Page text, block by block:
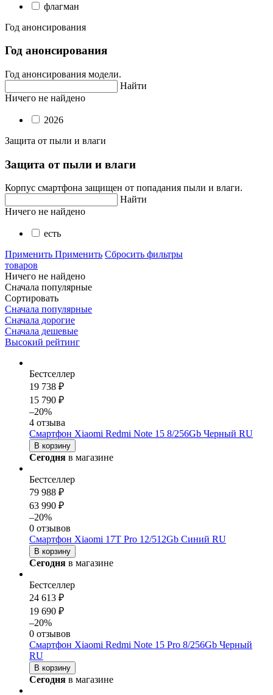
флагман
Год анонсирования
Год анонсирования
Год анонсирования модели.
Найти
Ничего не найдено
2026
Защита от пыли и влаги
Защита от пыли и влаги
Корпус смартфона защищен от попадания пыли и влаги.
Найти
Ничего не найдено
есть
Применить Применить Сбросить фильтры
товаров
Ничего не найдено
Сначала популярные
Сортировать
Сначала популярные
Сначала дорогие
Сначала дешевые
Высокий рейтинг
Бестселлер
19 738 ₽
15 790 ₽
–20%
4 отзыва
Смартфон Xiaomi Redmi Note 15 8/256Gb Черный RU
В корзину
Сегодня в магазине
Бестселлер
79 988 ₽
63 990 ₽
–20%
0 отзывов
Смартфон Xiaomi 17T Pro 12/512Gb Синий RU
В корзину
Сегодня в магазине
Бестселлер
24 613 ₽
19 690 ₽
–20%
0 отзывов
Смартфон Xiaomi Redmi Note 15 Pro 8/256Gb Черный
RU
В корзину
Сегодня в магазине